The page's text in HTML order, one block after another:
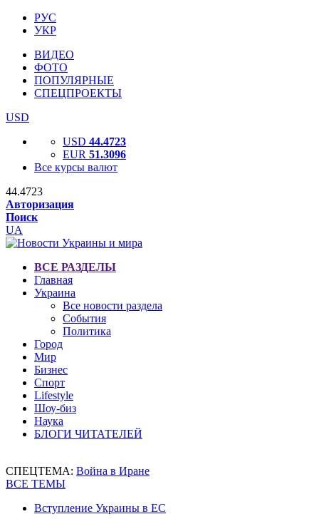
РУС
УКР
ВИДЕО
ФОТО
ПОПУЛЯРНЫЕ
СПЕЦПРОЕКТЫ
USD
USD 44.4723
EUR 51.3096
Все курсы валют
44.4723
Авторизация
Поиск
UA
ВСЕ РАЗДЕЛЫ
Главная
Украина
Все новости раздела
События
Политика
Город
Мир
Бизнес
Спорт
Lifestyle
Шоу-биз
Наука
БЛОГИ ЧИТАТЕЛЕЙ
СПЕЦТЕМА: Война в Иране
ВСЕ ТЕМЫ
Вступление Украины в ЕС